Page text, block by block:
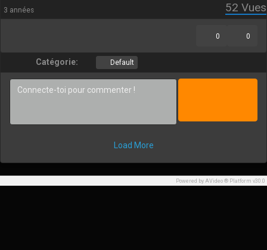
3 années 52 Vues
0
0
Catégorie: Default
Load More
Powered by AVideo ® Platform v30.0